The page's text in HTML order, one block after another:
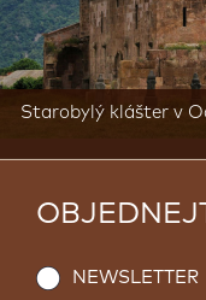
Starobylý klášter v
NEWSLETTER